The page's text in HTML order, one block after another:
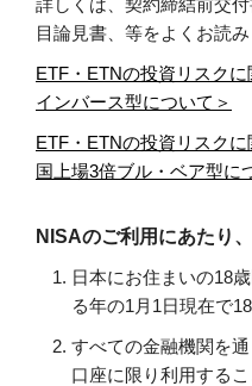
目論見書、等をよくお読み
ETF・ETNの投資リスクに
インバース型について＞
ETF・ETNの投資リスク
国上場3倍ブル・ベア型に
NISAのご利用にあたり
日本にお住まいの18
る年の1月1日現在で
すべての金融機関を
口座に限り利用するこ